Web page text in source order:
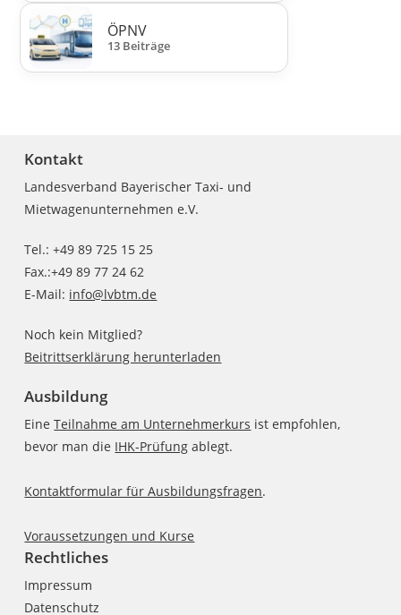
ÖPNV
13 Beiträge
Kontakt
Landesverband Bayerischer Taxi- und
Mietwagenunternehmen e.V.
Tel.: +49 89 725 15 25
Fax.:+49 89 77 24 62
E-Mail: info@lvbtm.de
Noch kein Mitglied?
Beitrittserklärung herunterladen
Ausbildung
EineTeilnahme am Unternehmerkurs ist empfohlen,
bevor man die IHK-Prüfung ablegt.
Kontaktformular für Ausbildungsfragen.
Voraussetzungen und Kurse
Rechtliches
Impressum
Datenschutz